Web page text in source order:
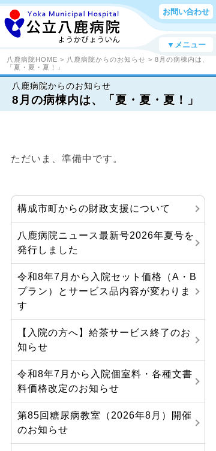
お問い合わせ
▼メニュー
八鹿病院HOME > 八鹿病院からのお知らせ > 8月の病棟内は、
「夏・夏・夏！」
八鹿病院からのお知らせ
8月の病棟内は、「夏・夏・夏！」
ただいま、準備中です。
構成市町からの財政支援について
八鹿病院ニュース最新号2026年夏号を
発行しました
令和8年7月から入院セット価格（A・B
プラン）とサービス品内容が変わりま
す
【入院の方へ】給茶サービス終了のお
知らせ
令和8年7月から入院個室料・各種文書
料価格改定のお知らせ
第85回糖尿病教室（2026年8月）開催
のお知らせ